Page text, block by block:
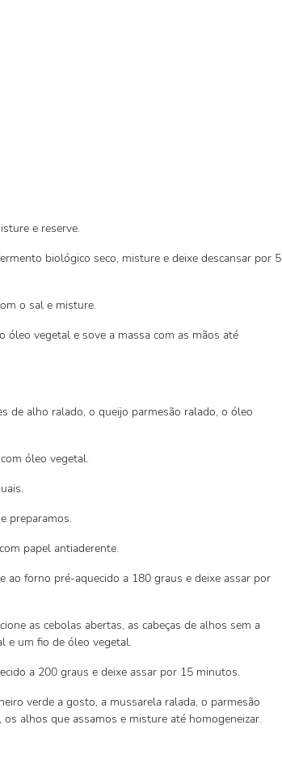
e reserve.
biológico seco, misture e deixe descansar por 5
o sal e misture.
óleo vegetal e sove a massa com as mãos até
de alho ralado, o queijo parmesão ralado, o óleo
óleo vegetal.
preparamos.
papel antiaderente.
ao forno pré-aquecido a 180 graus e deixe assar por
as cebolas abertas, as cabeças de alhos sem a
e um fio de óleo vegetal.
a 200 graus e deixe assar por 15 minutos.
verde a gosto, a mussarela ralada, o parmesão
alhos que assamos e misture até homogeneizar.